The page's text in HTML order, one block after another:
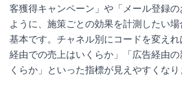
客獲得キャンペーン」や「メール登録
ように、施策ごとの効果を計測したい
基本です。チャネル別にコードを変え
経由での売上はいくらか」「広告経由
くらか」といった指標が見えやすくなり